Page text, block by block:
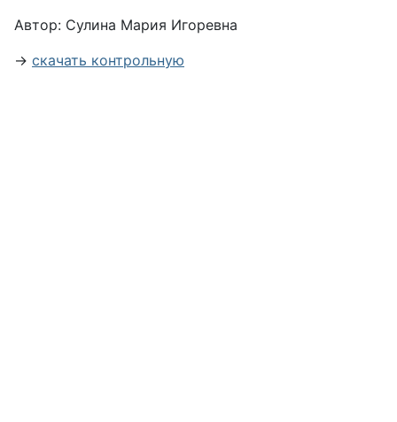
Автор: Сулина Мария Игоревна
→ скачать контрольную